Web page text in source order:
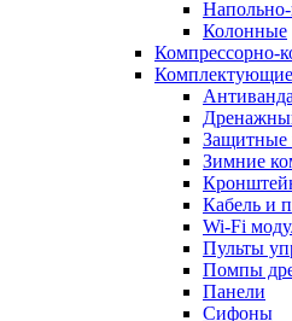
Колонные
Компрессорно-
Защитные
Зимние
Кабель и
Wi-Fi
Пульты
Помпы
Панели
Сифоны